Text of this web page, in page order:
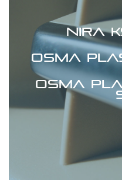
Nira
Osma
Osma